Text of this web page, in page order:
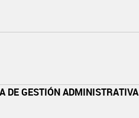
DE GESTIÓN ADMINISTRATIVA